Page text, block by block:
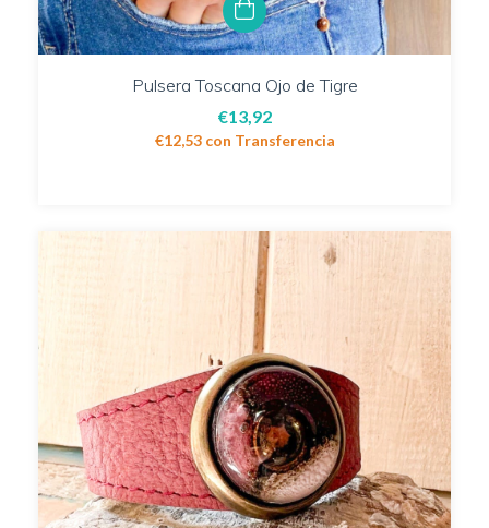
Pulsera Toscana Ojo de Tigre
€13,92
€12,53 con Transferencia